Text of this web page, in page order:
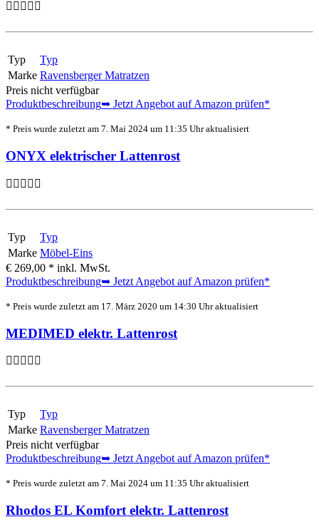
Typ
Typ
Marke Ravensberger Matratzen
Preis nicht verfügbar
Produktbeschreibung➥ Jetzt Angebot auf Amazon prüfen*
* Preis wurde zuletzt am 7. Mai 2024 um 11:35 Uhr aktualisiert
ONYX elektrischer Lattenrost
Typ
Typ
Marke Möbel-Eins
€ 269,00 * inkl. MwSt.
Produktbeschreibung➥ Jetzt Angebot auf Amazon prüfen*
* Preis wurde zuletzt am 17. März 2020 um 14:30 Uhr aktualisiert
MEDIMED elektr. Lattenrost
Typ
Typ
Marke Ravensberger Matratzen
Preis nicht verfügbar
Produktbeschreibung➥ Jetzt Angebot auf Amazon prüfen*
* Preis wurde zuletzt am 7. Mai 2024 um 11:35 Uhr aktualisiert
Rhodos EL Komfort elektr. Lattenrost